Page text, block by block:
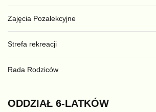
Zajęcia Pozalekcyjne
Strefa rekreacji
Rada Rodziców
ODDZIAŁ 6-LATKÓW